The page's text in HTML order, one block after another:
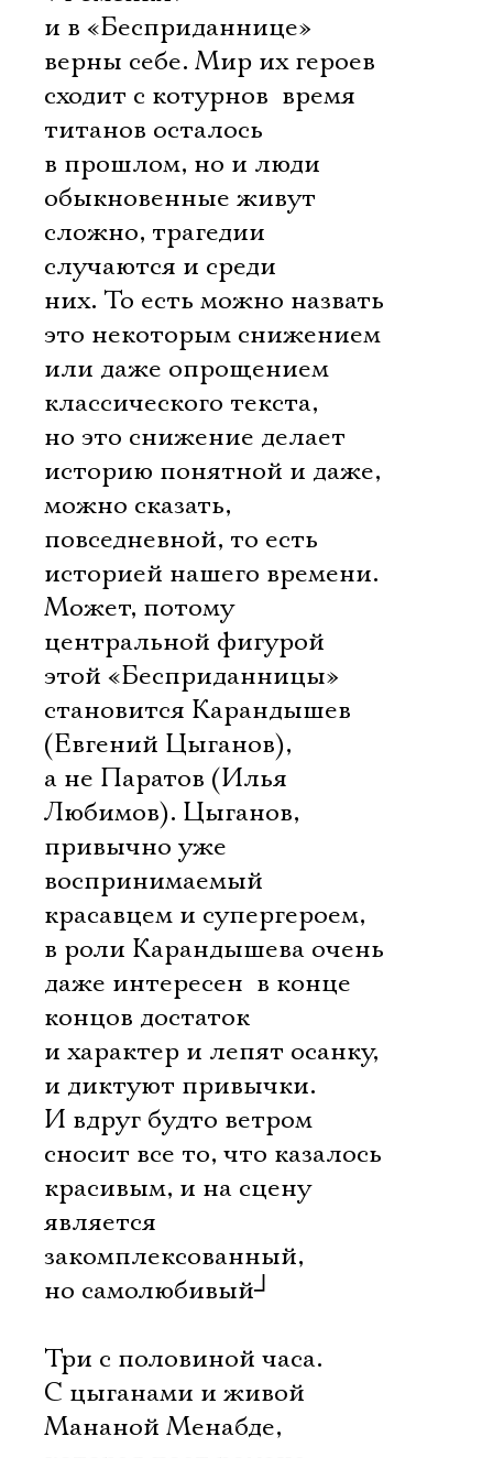
и в «Бесприданнице»
верны себе. Мир их героев
сходит с котурнов  время
титанов осталось
в прошлом, но и люди
обыкновенные живут
сложно, трагедии
случаются и среди
них. То есть можно назвать
это некоторым снижением
или даже опрощением
классического текста,
но это снижение делает
историю понятной и даже,
можно сказать,
повседневной, то есть
историей нашего времени.
Может, потому
центральной фигурой
этой «Бесприданницы»
становится Карандышев
(Евгений Цыганов),
а не Паратов (Илья
Любимов). Цыганов,
привычно уже
воспринимаемый
красавцем и супергероем,
в роли Карандышева очень
даже интересен  в конце
концов достаток
и характер и лепят осанку,
и диктуют привычки.
И вдруг будто ветром
сносит все то, что казалось
красивым, и на сцену
является
закомплексованный,
но самолюбивый┘
Три с половиной часа.
С цыганами и живой
Мананой Менабде,
Электропочта